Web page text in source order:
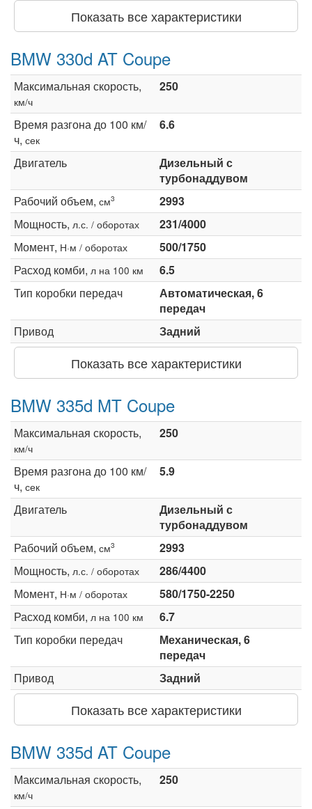
Показать все характеристики
BMW 330d AT Coupe
Максимальная скорость,
км/ч
250
Время разгона до 100 км/
ч, сек
6.6
Двигатель
Дизельный с
турбонаддувом
Рабочий объем, см3
2993
Мощность, л.с. / оборотах
231/4000
Момент, Н·м / оборотах
500/1750
Расход комби, л на 100 км
6.5
Тип коробки передач
Автоматическая, 6
передач
Привод
Задний
Показать все характеристики
BMW 335d MT Coupe
Максимальная скорость,
км/ч
250
Время разгона до 100 км/
ч, сек
5.9
Двигатель
Дизельный с
турбонаддувом
Рабочий объем, см3
2993
Мощность, л.с. / оборотах
286/4400
Момент, Н·м / оборотах
580/1750-2250
Расход комби, л на 100 км
6.7
Тип коробки передач
Механическая, 6
передач
Привод
Задний
Показать все характеристики
BMW 335d AT Coupe
Максимальная скорость,
км/ч
250